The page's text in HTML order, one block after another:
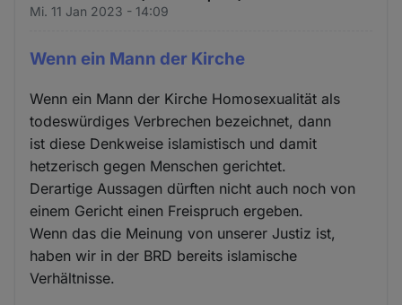
Mi. 11 Jan 2023 - 14:09
Wenn ein Mann der Kirche
Wenn ein Mann der Kirche Homosexualität als
todeswürdiges Verbrechen bezeichnet, dann
ist diese Denkweise islamistisch und damit
hetzerisch gegen Menschen gerichtet.
Derartige Aussagen dürften nicht auch noch von
einem Gericht einen Freispruch ergeben.
Wenn das die Meinung von unserer Justiz ist,
haben wir in der BRD bereits islamische
Verhältnisse.